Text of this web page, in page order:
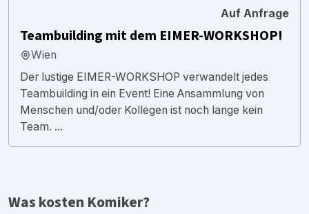
Auf Anfrage
Teambuilding mit dem EIMER-WORKSHOP!
Wien
Der lustige EIMER-WORKSHOP verwandelt jedes
Teambuilding in ein Event! Eine Ansammlung von
Menschen und/oder Kollegen ist noch lange kein
Team. ...
Was kosten Komiker?